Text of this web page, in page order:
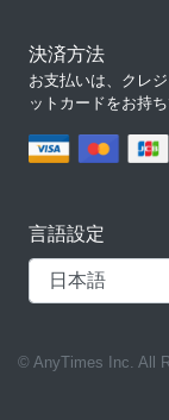
決済方法
お支払いは、クレ
ットカードをお持
言語設定
© AnyTimes Inc. All